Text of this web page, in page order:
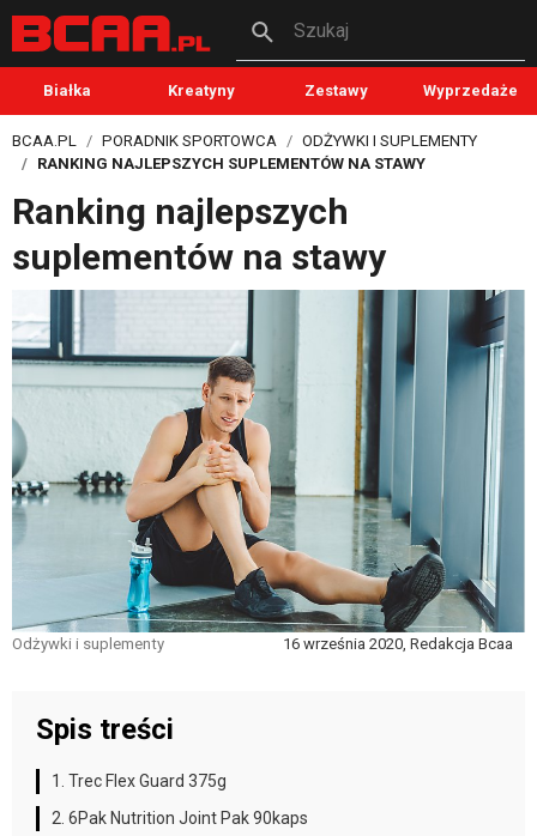
Szukaj
Białka Kreatyny Zestawy Wyprzedaże
BCAA.PL PORADNIK SPORTOWCA
ODŻYWKI I SUPLEMENTY
RANKING NAJLEPSZYCH SUPLEMENTÓW NA STAWY
Ranking najlepszych
suplementów na stawy
Odżywki i suplementy 16 września 2020, Redakcja Bcaa
Spis treści
1. Trec Flex Guard 375g
2. 6Pak Nutrition Joint Pak 90kaps